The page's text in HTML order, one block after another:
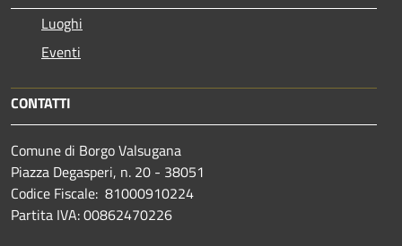
Luoghi
Eventi
CONTATTI
Comune di Borgo Valsugana
Piazza Degasperi, n. 20 - 38051
Codice Fiscale: 81000910224
Partita IVA: 00862470226